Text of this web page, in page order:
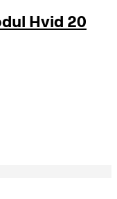
Hvid 20